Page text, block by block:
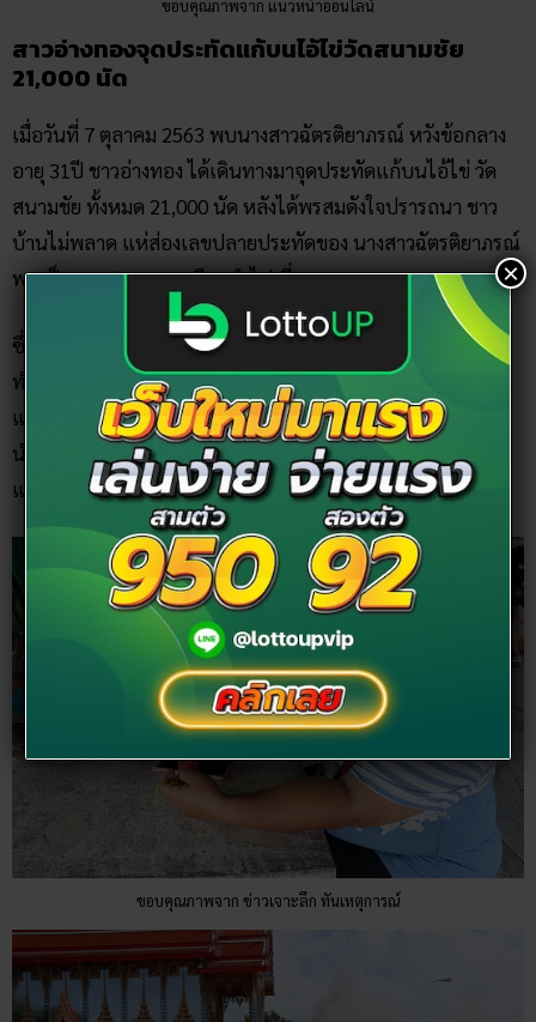
ขอบคุณภาพจาก แนวหน้าออนไลน์
สาวอ่างทองจุดประทัดแก้บนไอ้ไข่วัดสนามชัย
21,000 นัด
เมื่อวันที่ 7 ตุลาคม 2563 พบนางสาวฉัตรติยาภรณ์ หวังข้อกลาง
อายุ 31ปี ชาวอ่างทอง ได้เดินทางมาจุดประทัดแก้บนไอ้ไข่ วัด
สนามชัย ทั้งหมด 21,000 นัด หลังได้พรสมดังใจปรารถนา ชาว
บ้านไม่พลาด แห่ส่องเลขปลายประทัดของ นางสาวฉัตรติยาภรณ์
พบเป็นเลข 647-94 เตรียมนำไปเสี่ยงดวง
ซึ่งไอ้ไข่มาอยู่วัดสนามชัยได้กว่า 1 เดือน ด้วยแรงพลังศรัทธา
ทำให้มีชาวบ้านเดินทางมากราบไหว้ของโชคลาภกันอย่างเนือง
แน่นทุกวัน พร้อมด้วยเสียงประทัดที่ดังกึกก้องตลอดทั้งวัน และ
นำชุดทหาร รูปปั้นไก่ชน หนังสติ๊ก ของเล่น ขนมเปี๊ยะและน้ำ
แดงมาแก้บนกันอย่างต่อเนื่อง
ขอบคุณภาพจาก ข่าวเจาะลึก ทันเหตุการณ์
×